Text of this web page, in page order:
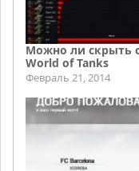
Можно ли скрыть
World of Tanks
Февраль 21, 2014